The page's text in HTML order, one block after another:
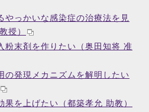
やっかいな感染症の治療法を見
授）
粉末剤を作りたい（奥田知将 准
の発現メカニズムを解明したい
果を上げたい（都築孝允 助教）